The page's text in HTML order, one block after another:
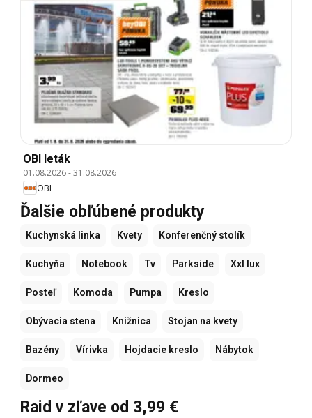
OBI leták
01.08.2026-31.08.2026
OBI
Ďalšie obľúbené produkty
Kuchynská linka Kvety Konferenčný stolík
Kuchyňa Notebook Tv Parkside Xxl lux
Posteľ Komoda Pumpa Kreslo
Obývacia stena Knižnica Stojan na kvety
Bazény Vírivka Hojdacie kreslo Nábytok
Dormeo
Raid v zľave od 3,99 €